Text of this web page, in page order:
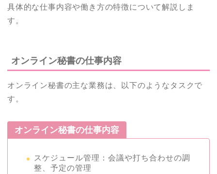
具体的な仕事内容や働き方の特徴について解説しま
す。
オンライン秘書の仕事内容
オンライン秘書の主な業務は、以下のようなタスクで
す。
オンライン秘書の仕事内容
スケジュール管理：会議や打ち合わせの調
整、予定の管理